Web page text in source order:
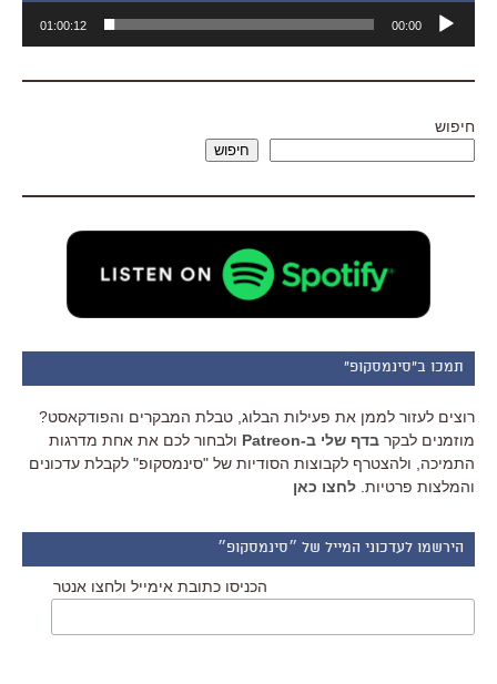
אודיו
00:00
01:00:12
חיפוש
חיפוש
תמכו ב"סינמסקופ"
רוצים לעזור לממן את פעילות הבלוג, טבלת המבקרים והפודקאסט?
מוזמנים לבקר בדף שלי ב-Patreon
ולבחור לכם את אחת מדרגות
התמיכה, ולהצטרף לקבוצות הסודיות של "סינמסקופ" לקבלת עדכונים
והמלצות פרטיות. לחצו כאן
הירשמו לעדכוני המייל של ״סינמסקופ״
הכניסו כתובת אימייל ולחצו אנטר